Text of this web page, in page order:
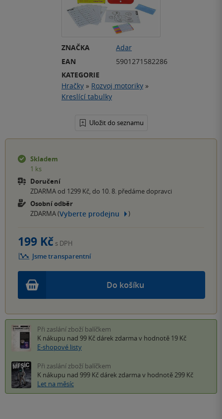
ZNAČKA
Adar
EAN
5901271582286
KATEGORIE
Hračky » Rozvoj motoriky »
Kreslící tabulky
Uložit do seznamu
Skladem
1 ks
Doručení
ZDARMA od 1299 Kč, do 10. 8. předáme dopravci
Osobní odběr
ZDARMA (Vyberte prodejnu )
Do košíku
199 Kč s DPH
Jsme transparentní
Při zaslání zboží balíčkem
K nákupu nad 99 Kč dárek zdarma v hodnotě 19 Kč
E-shopové listy
Při zaslání zboží balíčkem
K nákupu nad 999 Kč dárek zdarma v hodnotě 299 Kč
Let na měsíc